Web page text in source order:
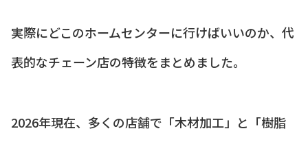
実際にどこのホームセンターに行けばいいのか、代
表的なチェーン店の特徴をまとめました。
2026年現在、多くの店舗で「木材加工」と「樹脂